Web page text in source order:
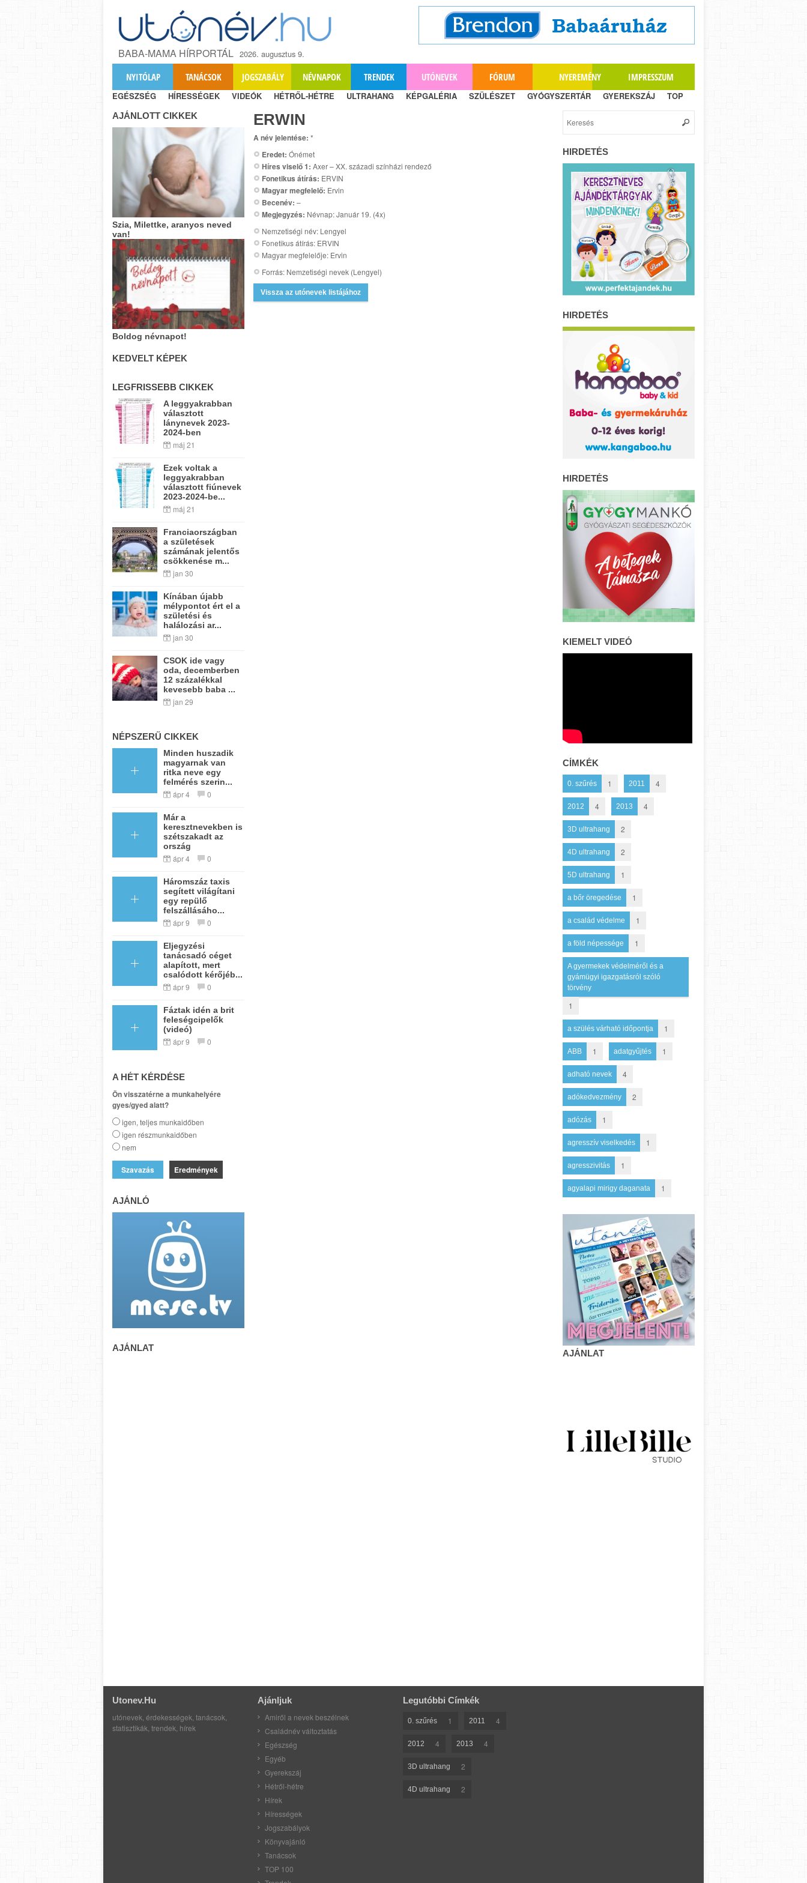
BABA-MAMA HÍRPORTÁL 2026. augusztus 9.
NYITÓLAP TANÁCSOK JOGSZABÁLY NÉVNAPOK TRENDEK UTÓNEVEK FÓRUM NYEREMÉNY IMPRESSZUM
EGÉSZSÉG HÍRESSÉGEK VIDEÓK HÉTRŐL-HÉTRE ULTRAHANG KÉPGALÉRIA SZÜLÉSZET GYÓGYSZERTÁR GYEREKSZÁJ TOP
ERWIN
A név jelentése: *
Eredet: Ónémet
Híres viselő 1: Axer – XX. századi színházi rendező
Fonetikus átírás: ERVIN
Magyar megfelelő: Ervin
Becenév: –
Megjegyzés: Névnap: Január 19. (4x)
Nemzetiségi név: Lengyel
Fonetikus átírás: ERVIN
Magyar megfelelője: Ervin
Forrás: Nemzetiségi nevek (Lengyel)
Vissza az utónevek listájához
AJÁNLOTT CIKKEK
Szia, Milettke, aranyos neved
van!
Boldog névnapot!
KEDVELT KÉPEK
LEGFRISSEBB CIKKEK
A leggyakrabban
választott
lánynevek 2023-
2024-ben
máj 21
Ezek voltak a
leggyakrabban
választott fiúnevek
2023-2024-be...
máj 21
Franciaországban
a születések
számának jelentős
csökkenése m...
jan 30
Kínában újabb
mélypontot ért el a
születési és
halálozási ar...
jan 30
CSOK ide vagy
oda, decemberben
12 százalékkal
kevesebb baba ...
jan 29
NÉPSZERŰ CIKKEK
Minden huszadik
magyarnak van
ritka neve egy
felmérés szerin...
ápr 4 0
Már a
keresztnevekben is
szétszakadt az
ország
ápr 4 0
Háromszáz taxis
segített világítani
egy repülő
felszállásáho...
ápr 9 0
Eljegyzési
tanácsadó céget
alapított, mert
csalódott kérőjéb...
ápr 9 0
Fáztak idén a brit
feleségcipelők
(videó)
ápr 9 0
A HÉT KÉRDÉSE
Ön visszatérne a munkahelyére
gyes/gyed alatt?
igen, teljes munkaidőben
igen részmunkaidőben
nem
Eredmények
AJÁNLÓ
AJÁNLAT
HIRDETÉS
HIRDETÉS
HIRDETÉS
KIEMELT VIDEÓ
CÍMKÉK
0. szűrés 1 2011 4
2012 4 2013 4
3D ultrahang 2
4D ultrahang 2
5D ultrahang 1
a bőr öregedése 1
a család védelme 1
a föld népessége 1
A gyermekek védelméről és a
gyámügyi igazgatásról szóló
törvény
1
a szülés várható időpontja 1
ABB 1 adatgyűjtés 1
adható nevek 4
adókedvezmény 2
adózás 1
agresszív viselkedés 1
agresszivitás 1
agyalapi mirigy daganata 1
AJÁNLAT
Utonev.hu
utónevek, érdekességek, tanácsok,
statisztikák, trendek, hírek
Ajánljuk
Amiről a nevek beszélnek
Családnév változtatás
Egészség
Egyéb
Gyerekszáj
Hétről-hétre
Hírek
Hírességek
Jogszabályok
Könyvajánló
Tanácsok
TOP 100
Legutóbbi Címkék
0. szűrés 1 2011 4
2012 4 2013 4
3D ultrahang 2
4D ultrahang 2